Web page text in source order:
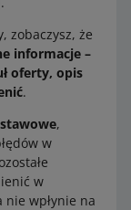
zobaczysz, że
informacje –
oferty, opis
.
,
w
w
wpłynie na